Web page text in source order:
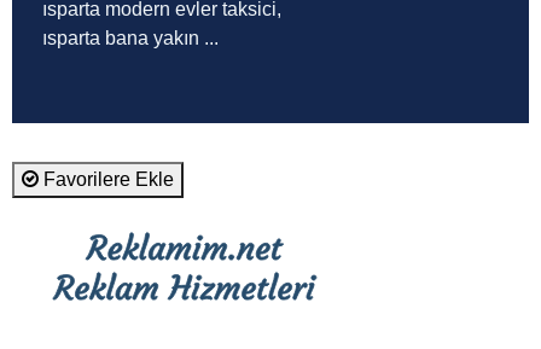
ısparta modern evler taksici,
ısparta bana yakın ...
Favorilere Ekle